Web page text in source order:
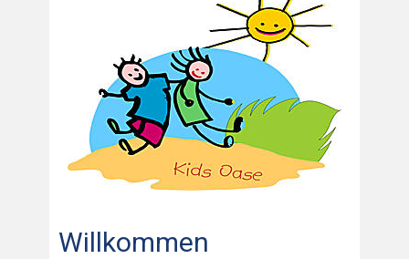
Willkommen